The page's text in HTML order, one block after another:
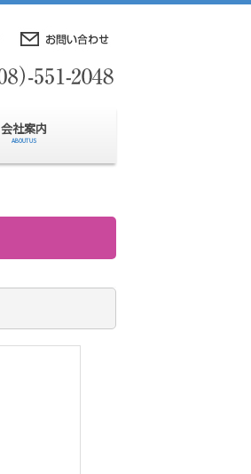
会社案内
ABOUT US